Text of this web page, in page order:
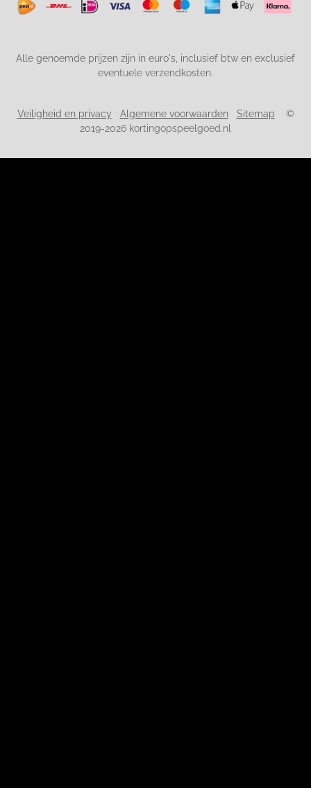
Alle genoemde prijzen zijn in euro's, inclusief btw en exclusief
eventuele verzendkosten.
Veiligheid en privacy Algemene voorwaarden Sitemap ©
2019-2026 kortingopspeelgoed.nl